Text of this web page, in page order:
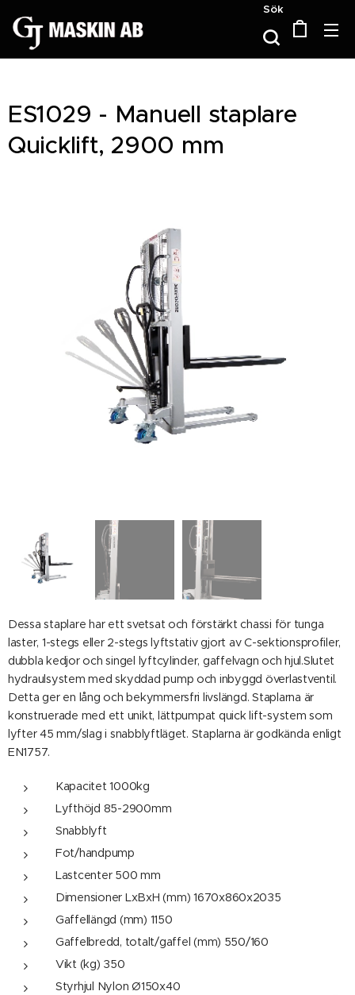
Sök
ES1029 - Manuell staplare
Quicklift, 2900 mm
Dessa staplare har ett svetsat och förstärkt chassi för tunga
laster, 1-stegs eller 2-stegs lyftstativ gjort av C-sektionsprofiler,
dubbla kedjor och singel lyftcylinder, gaffelvagn och hjul.Slutet
hydraulsystem med skyddad pump och inbyggd överlastventil.
Detta ger en lång och bekymmersfri livslängd. Staplarna är
konstruerade med ett unikt, lättpumpat quick lift-system som
lyfter 45 mm/slag i snabblyftläget. Staplarna är godkända enligt
EN1757.
Kapacitet 1000kg
Lyfthöjd 85-2900mm
Snabblyft
Fot/handpump
Lastcenter 500 mm
Dimensioner LxBxH (mm) 1670x860x2035
Gaffellängd (mm) 1150
Gaffelbredd, totalt/gaffel (mm) 550/160
Vikt (kg) 350
Styrhjul Nylon Ø150x40